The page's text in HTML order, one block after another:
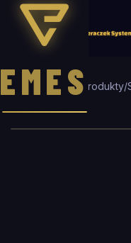
EMES
Strona główna /Produkty/